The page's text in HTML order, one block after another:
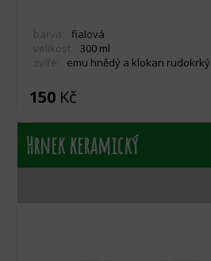
barva:
fialová
velikost:
300 ml
zvíře:
emu hnědý a klokan rudokrký
150 Kč
Hrnek keramický